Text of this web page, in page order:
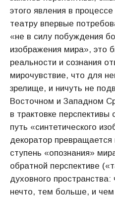
этого явления в
театру впервые
«не в силу побуждения
изображения мира», это
реальности и сознания
мирочувствие, что для
зрелище, и ничуть не
Восточном и Западном
в трактовке
путь «синтетического
декоратор
ступень «опознания»
обратной перспективе
духовного
нечто, тем больше, и